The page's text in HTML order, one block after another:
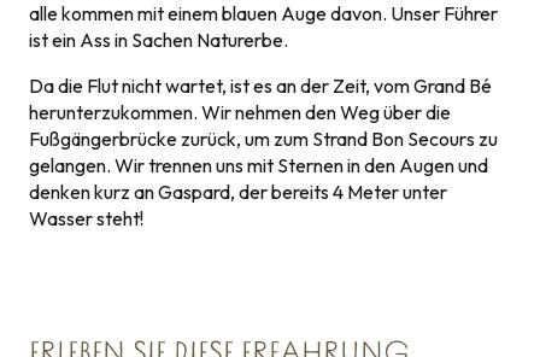
alle kommen mit einem blauen Auge davon. Unser Führer
ist ein Ass in Sachen Naturerbe.
Da die Flut nicht wartet, ist es an der Zeit, vom Grand Bé
herunterzukommen. Wir nehmen den Weg über die
Fußgängerbrücke zurück, um zum Strand Bon Secours zu
gelangen. Wir trennen uns mit Sternen in den Augen und
denken kurz an Gaspard, der bereits 4 Meter unter
Wasser steht!